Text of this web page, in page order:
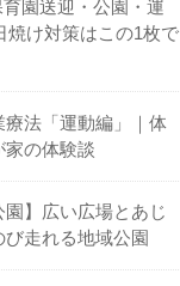
園送迎・公園・運
け対策はこの1枚で
法「運動編」｜体
家の体験談
】広い広場とあじ
走れる地域公園